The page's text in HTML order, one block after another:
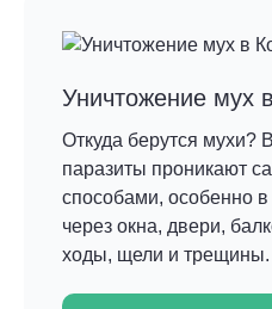
Уничтожение мух
Откуда берутся мухи?
паразиты проникают
способами, особенно
через окна, двери,
ходы, щели и трещины.